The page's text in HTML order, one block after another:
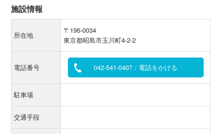
施設情報
所在地
〒196-0034
東京都昭島市玉川町4-2-2
電話番号 042-541-0407：電話をかける
駐車場
交通手段